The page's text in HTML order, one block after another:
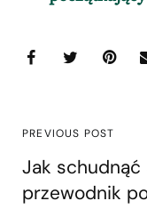
PREVIOUS POST
Jak
przewodnik